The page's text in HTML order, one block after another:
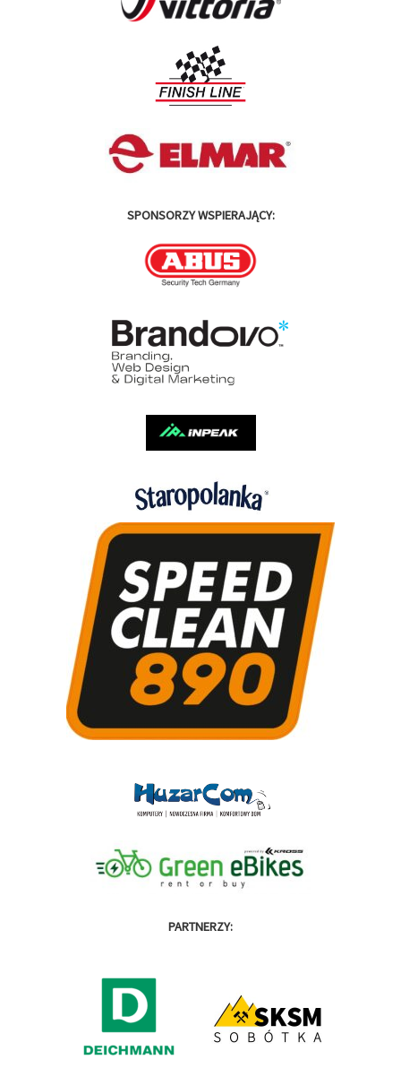
SPONSORZY WSPIERAJĄCY:
PARTNERZY: